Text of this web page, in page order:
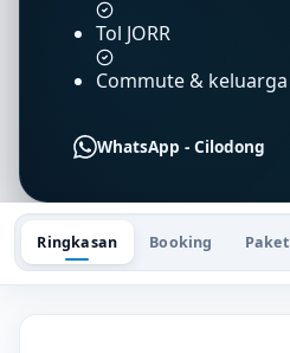
Tol JORR
Commute & keluarga
WhatsApp - Cilodong
Ringkasan Booking Paket